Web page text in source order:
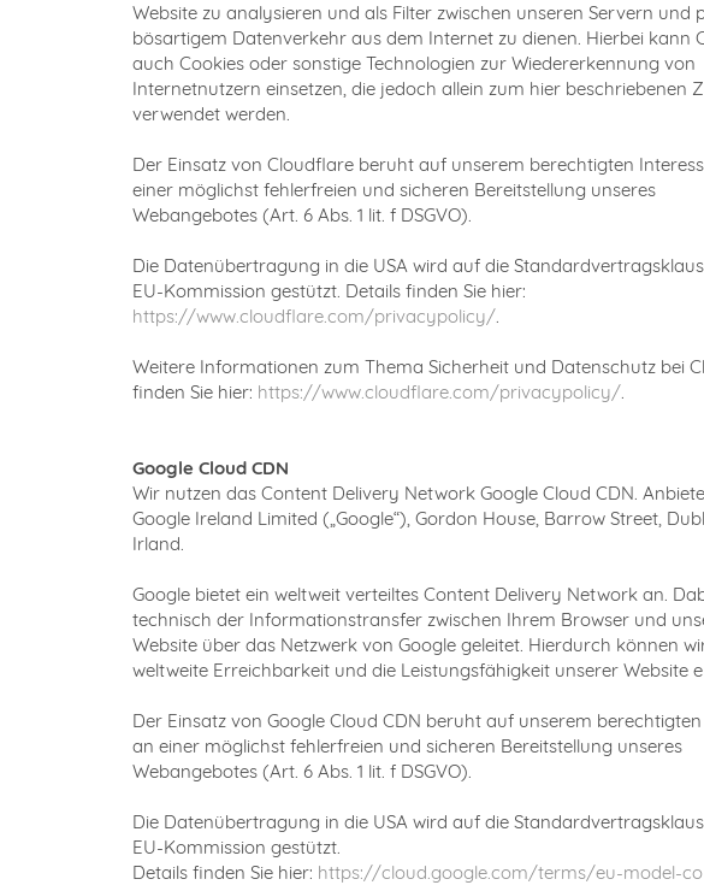
Website zu analysieren und als Filter zwischen unseren Servern und
bösartigem Datenverkehr aus dem Internet zu dienen. Hierbei kann
auch Cookies oder sonstige Technologien zur Wiedererkennung von
Internetnutzern einsetzen, die jedoch allein zum hier beschriebenen
verwendet werden.
Der Einsatz von Cloudflare beruht auf unserem berechtigten
einer möglichst fehlerfreien und sicheren Bereitstellung unseres
Webangebotes (Art. 6 Abs. 1 lit. f DSGVO).
Die Datenübertragung in die USA wird auf die
EU-Kommission gestützt. Details finden Sie hier:
https://www.cloudflare.com/privacypolicy/.
Weitere Informationen zum Thema Sicherheit und Datenschutz bei
finden Sie hier: https://www.cloudflare.com/privacypolicy/.
Google Cloud CDN
Wir nutzen das Content Delivery Network Google Cloud CDN.
Google Ireland Limited („Google“), Gordon House, Barrow Street,
Irland.
Google bietet ein weltweit verteiltes Content Delivery Network an.
technisch der Informationstransfer zwischen Ihrem Browser und
Website über das Netzwerk von Google geleitet. Hierdurch können
weltweite Erreichbarkeit und die Leistungsfähigkeit unserer Website
Der Einsatz von Google Cloud CDN beruht auf unserem
an einer möglichst fehlerfreien und sicheren Bereitstellung unseres
Webangebotes (Art. 6 Abs. 1 lit. f DSGVO).
Die Datenübertragung in die USA wird auf die
EU-Kommission gestützt.
Details finden Sie hier: https://cloud.google.com/terms/eu-model-